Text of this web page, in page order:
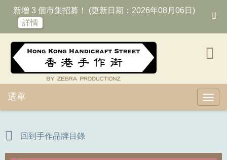
新增 3 個市集招募！ (更新日期：2026年08月06日)
詳情
選單
回到手作品牌目錄